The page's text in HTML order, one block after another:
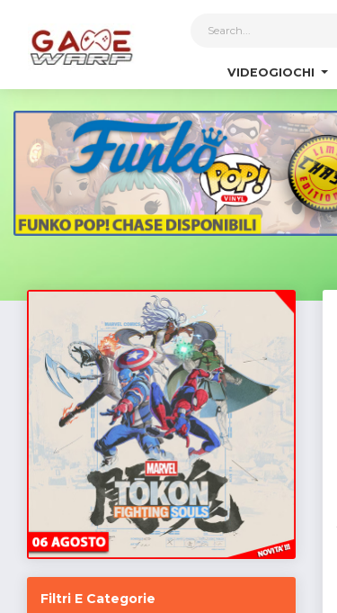
VIDEOGIOCHI
Filtri E Categorie